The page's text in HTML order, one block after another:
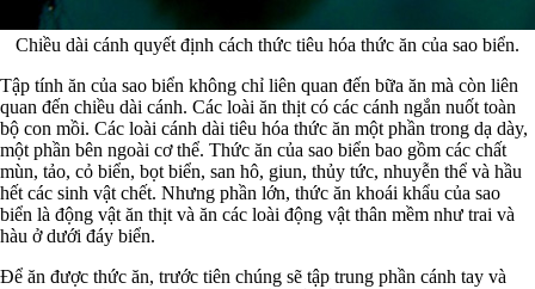
Chiều dài cánh quyết định cách thức tiêu hóa thức ăn của sao biển.
Tập tính ăn của sao biển không chỉ liên quan đến bữa ăn mà còn liên
quan đến chiều dài cánh. Các loài ăn thịt có các cánh ngắn nuốt toàn
bộ con mồi. Các loài cánh dài tiêu hóa thức ăn một phần trong dạ dày,
một phần bên ngoài cơ thể. Thức ăn của sao biển bao gồm các chất
mùn, tảo, cỏ biển, bọt biển, san hô, giun, thủy tức, nhuyễn thể và hầu
hết các sinh vật chết. Nhưng phần lớn, thức ăn khoái khẩu của sao
biển là động vật ăn thịt và ăn các loài động vật thân mềm như trai và
hàu ở dưới đáy biển.
Để ăn được thức ăn, trước tiên chúng sẽ tập trung phần cánh tay và